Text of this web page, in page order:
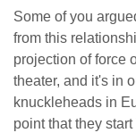
Some of you
from this
projection of force
theater, and it's in
knuckleheads in
point that they